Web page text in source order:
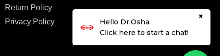
Return Policy
Privacy Policy
Hello Dr.Osha,
Click here to start a chat!
×